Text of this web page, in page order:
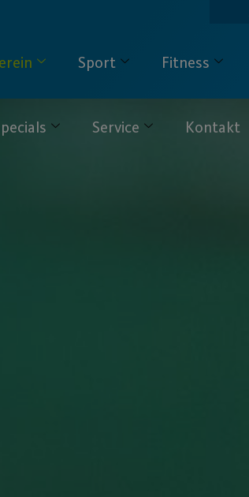
Sport Fitness
Service Kontakt